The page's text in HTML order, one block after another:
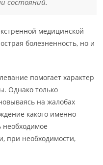
состояний.
медицинской
болезненность, но и
помогает характер
Однако только
на жалобах
какого именно
необходимое
при необходимости,